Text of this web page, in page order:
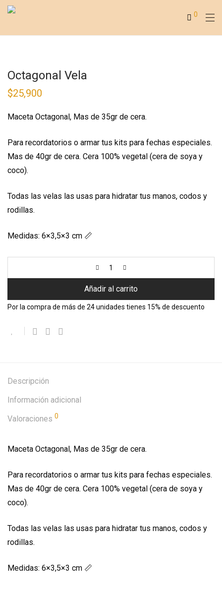
0
Octagonal Vela
$25,900
Maceta Octagonal, Mas de 35gr de cera.
Para recordatorios o armar tus kits para fechas especiales.
Mas de 40gr de cera. Cera 100% vegetal (cera de soya y
coco).
Todas las velas las usas para hidratar tus manos, codos y
rodillas.
Medidas: 6×3,5×3 cm 📏
Añadir al carrito
Por la compra de más de 24 unidades tienes 15% de descuento
Descripción
Información adicional
Valoraciones 0
Maceta Octagonal, Mas de 35gr de cera.
Para recordatorios o armar tus kits para fechas especiales.
Mas de 40gr de cera. Cera 100% vegetal (cera de soya y
coco).
Todas las velas las usas para hidratar tus manos, codos y
rodillas.
Medidas: 6×3,5×3 cm 📏